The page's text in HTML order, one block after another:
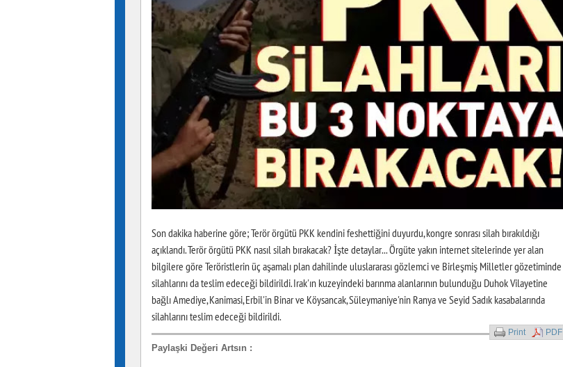
Son dakika haberine göre; Terör örgütü PKK kendini feshettiğini duyurdu, kongre sonrası silah bırakıldığı
açıklandı. Terör örgütü PKK nasıl silah bırakacak? İşte detaylar... Örgüte yakın internet sitelerinde yer alan
bilgilere göre Teröristlerin üç aşamalı plan dahilinde uluslararası gözlemci ve Birleşmiş Milletler gözetiminde
silahlarını da teslim edeceği bildirildi. Irak'ın kuzeyindeki barınma alanlarının bulunduğu Duhok Vilayetine
bağlı Amediye, Kanimasi, Erbil'in Binar ve Köysancak, Süleymaniye'nin Ranya ve Seyid Sadık kasabalarında
silahlarını teslim edeceği bildirildi.
Paylaşki Değeri Artsın :
Print PDF